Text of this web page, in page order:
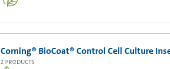
Corning® BioCoat® Control Cell Culture
2 PRODUCTS